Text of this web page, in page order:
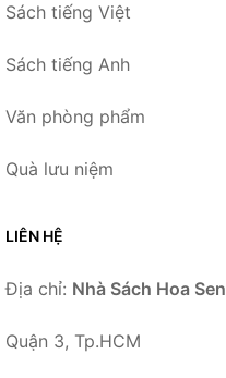
Sách tiếng Việt
Sách tiếng Anh
Văn phòng phẩm
Quà lưu niệm
LIÊN HỆ
Địa chỉ: Nhà Sách Hoa Sen
Quận 3, Tp.HCM